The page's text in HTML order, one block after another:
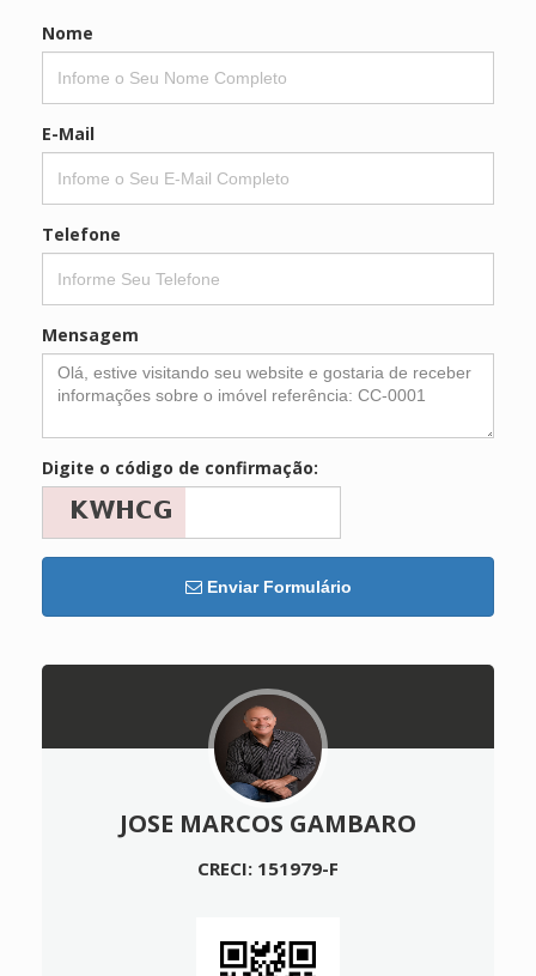
Nome
E-Mail
Telefone
Mensagem
Digite o código de confirmação:
Enviar Formulário
JOSE MARCOS GAMBARO
CRECI: 151979-F